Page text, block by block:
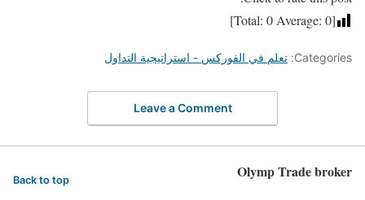
[Total:
0 Average: 0
]
Categories: تعلم في الفوركس - استراتيجية التداول
Leave a Comment
Olymp Trade broker
Back to top